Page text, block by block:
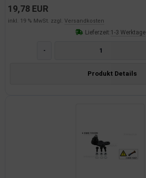
19,78 EUR
inkl. 19 % MwSt. zzgl. Versandkosten
Lieferzeit:1-3 Werktage
-
Produkt Details